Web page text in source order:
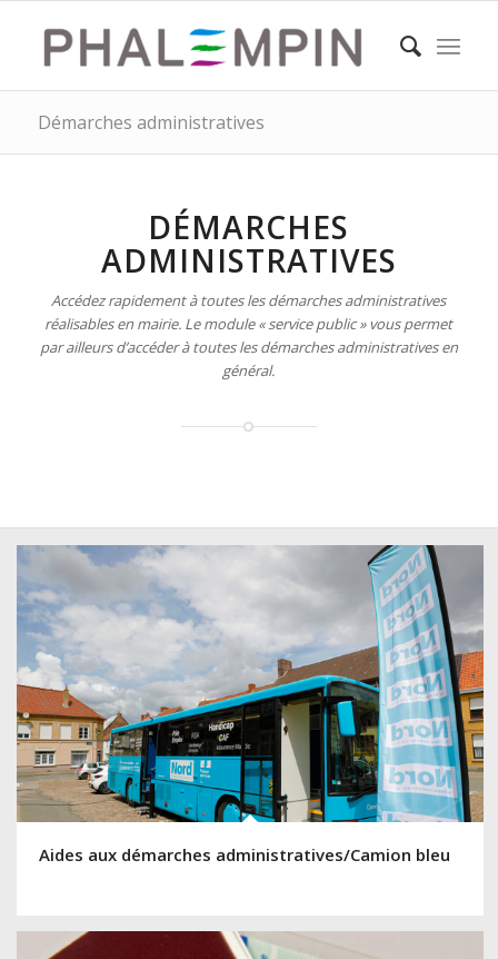
Démarches administratives
DÉMARCHES
ADMINISTRATIVES
Accédez rapidement à toutes les démarches administratives
réalisables en mairie. Le module « service public » vous permet
par ailleurs d’accéder à toutes les démarches administratives en
général.
Aides aux démarches administratives/Camion bleu